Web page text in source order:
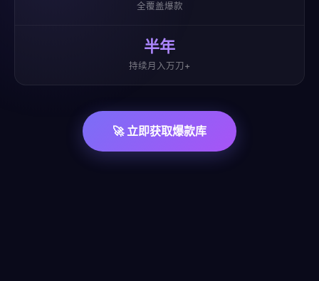
全覆盖爆款
半年
持续月入万刀+
🚀 立即获取爆款库